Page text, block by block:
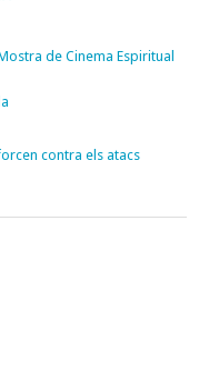
de Cinema Espiritual
contra els atacs